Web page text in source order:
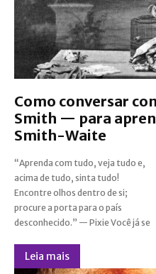
Como conversar
Smith — para
Smith-Waite
“Aprenda com tudo, veja tudo e,
acima de tudo, sinta tudo!
Encontre olhos dentro de si;
procure a porta para o país
desconhecido.” — Pixie Você já se
pegou admirando aquelas
ilustrações vibrantes do Tarô
Smith-Waite — o Louco de braços
Leia mais